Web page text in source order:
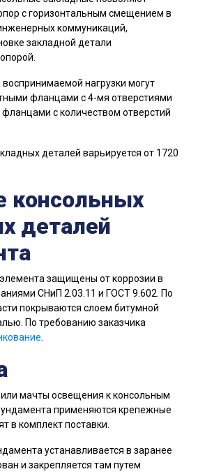
с горизонтальным смещением в
коммуникаций,
закладной детали
воспринимаемой нагрузки могут
фланцами с 4-мя отверстиями
с количеством отверстий
деталей варьируется от 1720
консольных
деталей
защищены от коррозии в
СНиП 2.03.11 и ГОСТ 9.602. По
покрываются слоем битумной
По требованию заказчика
мачты освещения к консольным
применяются крепежные
в комплект поставки.
устанавливается в заранее
и закрепляется там путем